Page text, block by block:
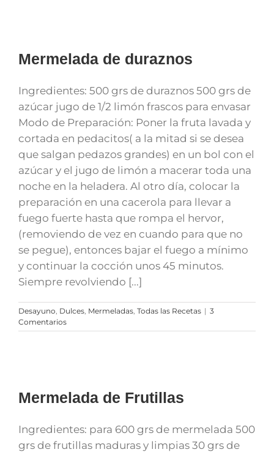
Mermelada de duraznos
Ingredientes: 500 grs de duraznos 500 grs de
azúcar jugo de 1/2 limón frascos para envasar
Modo de Preparación: Poner la fruta lavada y
cortada en pedacitos( a la mitad si se desea
que salgan pedazos grandes) en un bol con el
azúcar y el jugo de limón a macerar toda una
noche en la heladera. Al otro día, colocar la
preparación en una cacerola para llevar a
fuego fuerte hasta que rompa el hervor,
(removiendo de vez en cuando para que no
se pegue), entonces bajar el fuego a mínimo
y continuar la cocción unos 45 minutos.
Siempre revolviendo [...]
Desayuno Dulces Mermeladas Todas las Recetas | 3
Comentarios
Mermelada de Frutillas
Ingredientes: para 600 grs de mermelada 500
grs de frutillas maduras y limpias 30 grs de